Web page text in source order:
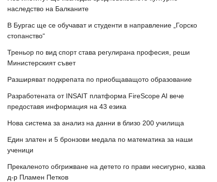
наследство на Балканите
В Бургас ще се обучават и студенти в направление „Горско
стопанство“
Треньор по вид спорт става регулирана професия, реши
Министерският съвет
Разширяват подкрепата по приобщаващото образование
Разработената от INSAIT платформа FireScope AI вече
предоставя информация на 43 езика
Нова система за анализ на данни в близо 200 училища
Един златен и 5 бронзови медала по математика за наши
ученици
Прекаленото обгрижване на детето го прави несигурно, казва
д-р Пламен Петков